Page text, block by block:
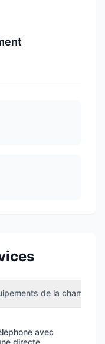
de la chambre
avec
directe